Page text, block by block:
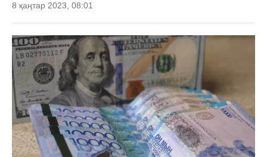
8 қаңтар 2023, 08:01